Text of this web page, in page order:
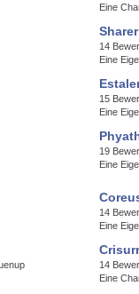
Eine
14
Eine
15
Eine
19
Eine
14
Eine
14
Eine